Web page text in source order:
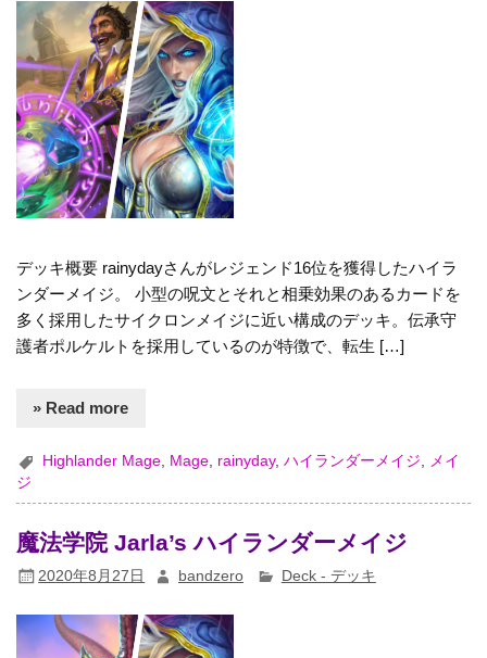
デッキ概要 rainydayさんがレジェンド16位を獲得したハイラ
ンダーメイジ。 小型の呪文とそれと相乗効果のあるカードを
多く採用したサイクロンメイジに近い構成のデッキ。伝承守
護者ポルケルトを採用しているのが特徴で、転生 […]
» Read more
Highlander Mage Mage rainyday,ハイランダーメイジ
メイ
ジ
魔法学院 Jarla’s ハイランダーメイジ
2020年8月27日 bandzero Deck - デッキ